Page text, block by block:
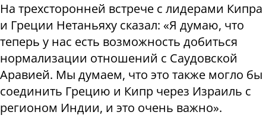
На трехсторонней встрече с лидерами Кипра
и Греции Нетаньяху сказал: «Я думаю, что
теперь у нас есть возможность добиться
нормализации отношений с Саудовской
Аравией. Мы думаем, что это также могло бы
соединить Грецию и Кипр через Израиль с
регионом Индии, и это очень важно».